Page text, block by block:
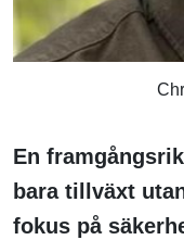
En
bara tillväxt
fokus på